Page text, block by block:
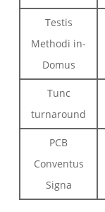
Testis
Methodi in-
Domus
Tunc
turnaround
PCB
Conventus
Signa